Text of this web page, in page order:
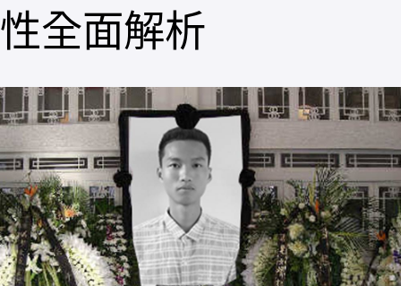
性全面解析